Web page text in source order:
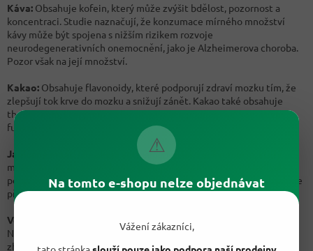
⚠
Na tomto e-shopu nelze objednávat
Vážení zákazníci,
Káva: Obsahuje kofein, který může zvýšit bdělost, pozornost a
koncentraci. Studie naznačují, že konzumace mírného množství
kávy může být spojena s nižším rizikem rozvoje
neurodegenerativních onemocnění, jako je Alzheimerova choroba.
Pozor však na její množství.
Kakao: Obsahuje flavonoidy, které podporují zdraví mozku tím, že
zlepšují tok krve do mozku a snižují zánět. Kakao také obsahuje
theobromin, který může zlepšit náladu a podporovat kognitivní
funkce.
Jablečný mošt:
Obsahuje antioxidanty, jako je kvercetin, který
může chránit mozkové buňky před poškozením volnými radikály a
podporovat zdravou kognitivní funkci. Jablečný mošt také obsahuje
přírodní cukry, které mohou poskytnout energii mozku.
Voda:
Nedostatek hydratace může vést k únavě, snížené pozornosti a
zhoršené paměti. Pití dostatečného množství vody může podpořit